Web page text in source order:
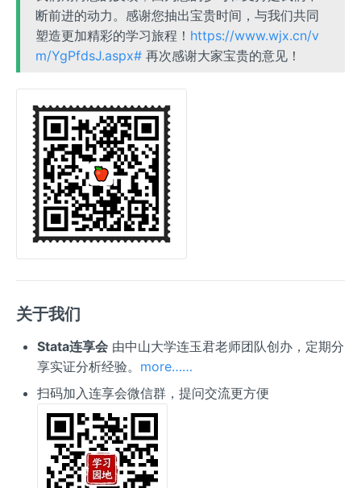
断前进的动力。感谢您抽出宝贵时间，与我们共同
塑造更加精彩的学习旅程！ https://www.wjx.cn/v
m/YgPfdsJ.aspx# 再次感谢大家宝贵的意见！
关于我们
Stata连享会由中山大学连玉君老师团队创办，定期分
享实证分析经验。 more……
扫码加入连享会微信群，提问交流更方便